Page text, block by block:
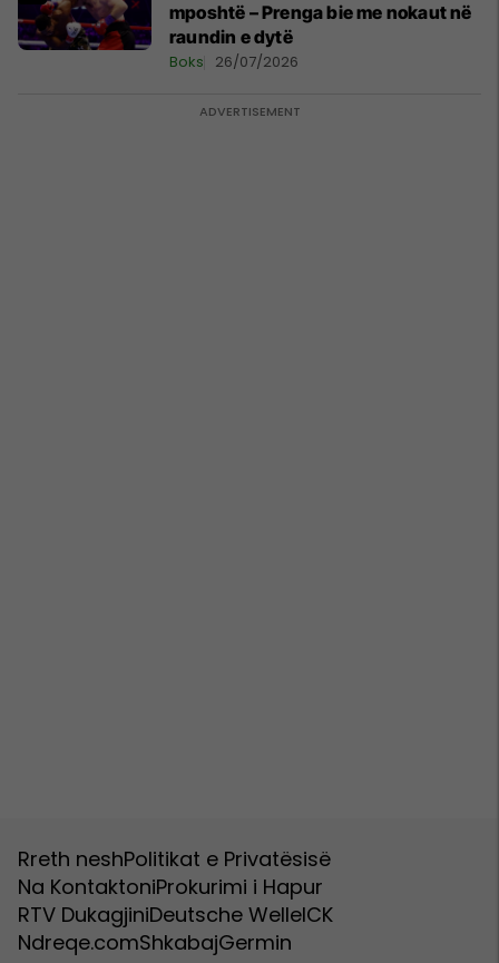
mposhtë – Prenga bie me nokaut në
raundin e dytë
Boks 26/07/2026
Rreth neshPolitikat e Privatësisë
Na KontaktoniProkurimi i Hapur
RTV DukagjiniDeutsche WelleICK
Ndreqe.comShkabajGermin